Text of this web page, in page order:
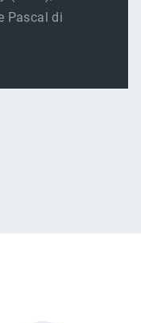
Pascal di